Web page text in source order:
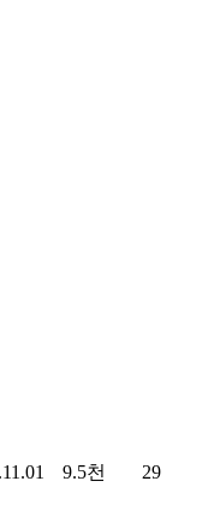
9.5천 29